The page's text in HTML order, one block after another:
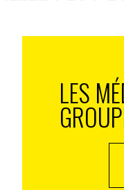
la cohérence et de
LES